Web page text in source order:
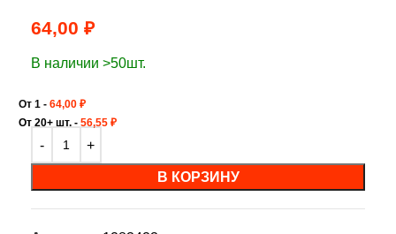
64,00 ₽
В наличии >50шт.
От 1 - 64,00 ₽
От 20+ шт. - 56,55 ₽
В КОРЗИНУ